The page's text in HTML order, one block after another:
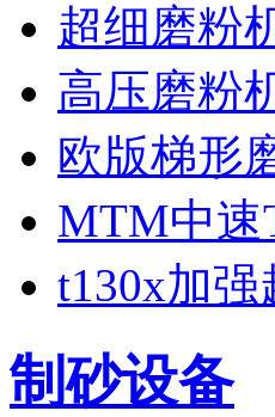
超细磨粉
高压磨粉
欧版梯形
MTM中速
t130x加强
制砂设备